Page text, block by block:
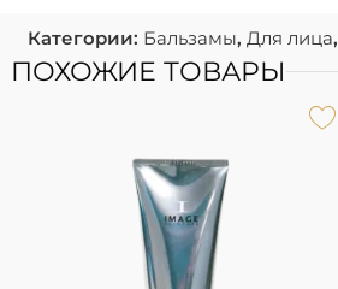
Категории: Бальзамы, Для лица,
ПОХОЖИЕ ТОВАРЫ